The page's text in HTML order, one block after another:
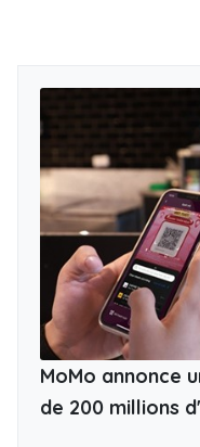
MoMo annonce
de 200 millions